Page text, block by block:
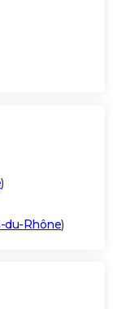
)
du-Rhône)